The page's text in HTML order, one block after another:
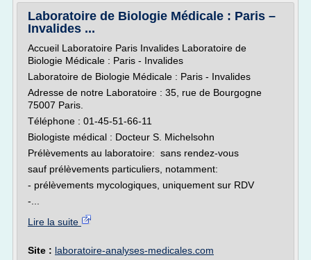
Laboratoire de Biologie Médicale : Paris –
Invalides ...
Accueil Laboratoire Paris Invalides Laboratoire de
Biologie Médicale : Paris - Invalides
Laboratoire de Biologie Médicale : Paris - Invalides
Adresse de notre Laboratoire : 35, rue de Bourgogne
75007 Paris.
Téléphone : 01-45-51-66-11
Biologiste médical : Docteur S. Michelsohn
Prélèvements au laboratoire: sans rendez-vous
sauf prélèvements particuliers, notamment:
- prélèvements mycologiques, uniquement sur RDV
-...
Lire la suite
Site : laboratoire-analyses-medicales.com